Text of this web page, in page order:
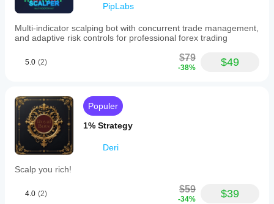
PipLabs
Multi-indicator scalping bot with concurrent trade management,
and adaptive risk controls for professional forex trading
5.0 (2) $79
-38% $49
Populer
1% Strategy
Deri
Scalp you rich!
4.0 (2) $59
-34% $39